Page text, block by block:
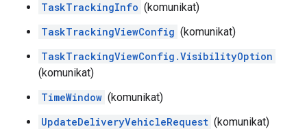
TaskTrackingInfo (komunikat)
TaskTrackingViewConfig (komunikat)
TaskTrackingViewConfig.VisibilityOption
(komunikat)
TimeWindow (komunikat)
UpdateDeliveryVehicleRequest (komunikat)